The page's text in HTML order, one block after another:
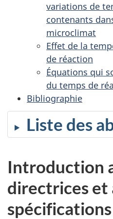
variations de
contenants
microclimat
Effet de la
de réaction
Équations qui
du temps de
Bibliographie
Liste des
Introduction
directrices et
spécifications